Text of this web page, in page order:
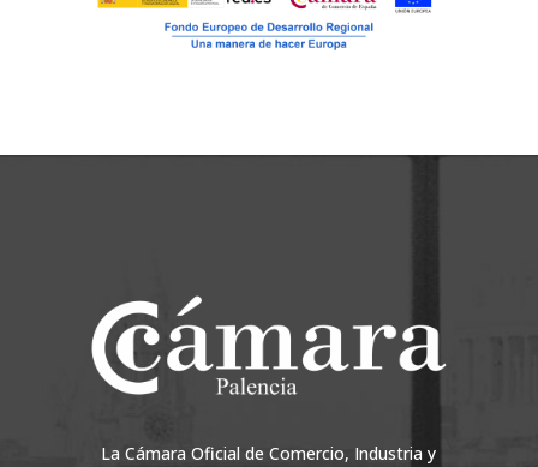
La Cámara Oficial de Comercio, Industria y